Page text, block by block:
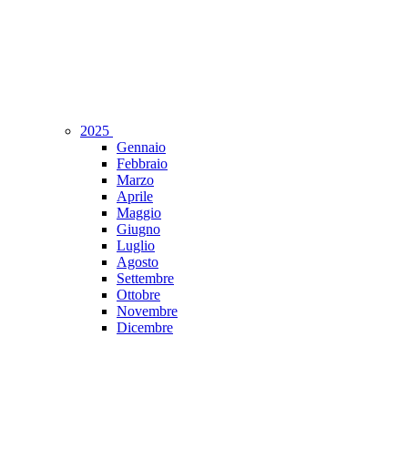
2025
Gennaio
Febbraio
Marzo
Aprile
Maggio
Giugno
Luglio
Agosto
Settembre
Ottobre
Novembre
Dicembre